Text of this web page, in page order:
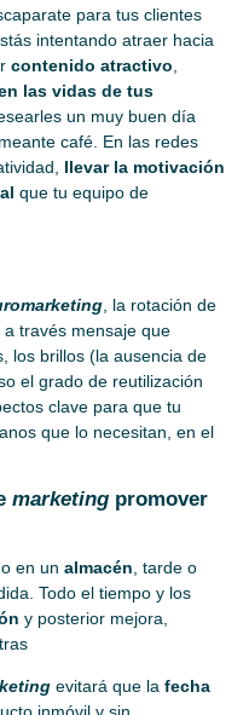
para tus clientes
intentando atraer hacia
contenido atractivo
las vidas de tus
un muy buen día
café. En las redes
llevar la motivación
que tu equipo de
, la rotación de
través mensaje que
los brillos (la ausencia de
el grado de reutilización
clave para que tu
que lo necesitan, en el
marketing promover
en un almacén , tarde o
Todo el tiempo y los
y posterior mejora,
evitará que la fecha